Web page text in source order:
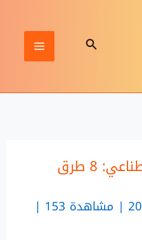
البحث
الربح من صور الذكاء الاصطناعي: 8 طرق
|